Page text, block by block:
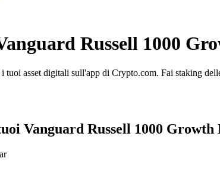
Russell 1000
tuoi asset digitali sull'app di Crypto.com. Fai staking
Vanguard Russell 1000 Growth